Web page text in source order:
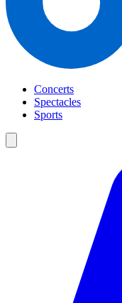
Concerts
Spectacles
Sports